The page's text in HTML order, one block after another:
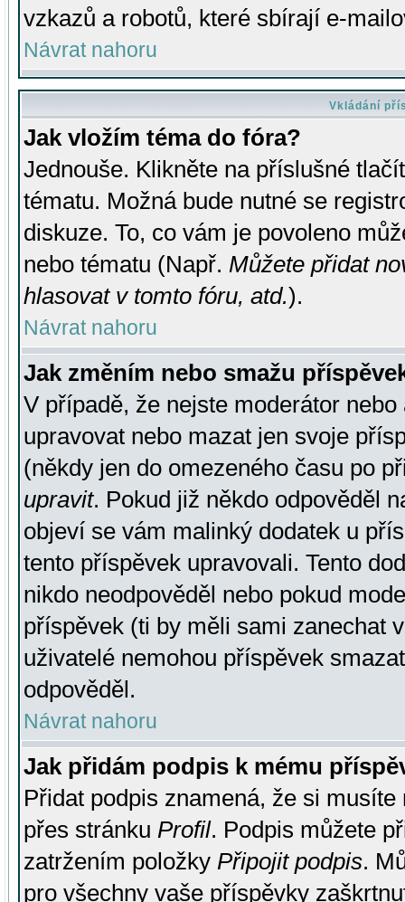
vzkazů a robotů, které sbírají e-
Návrat nahoru
Vkládání
Jak vložím téma do fóra?
Jednouše. Klikněte na příslušné
tématu. Možná bude nutné se
diskuze. To, co vám je povoleno
nebo tématu (Např. Můžete přidat
hlasovat v tomto fóru, atd.).
Návrat nahoru
Jak změním nebo smažu
V případě, že nejste moderátor
upravovat nebo mazat jen svoje
(někdy jen do omezeného času po
upravit. Pokud již někdo odpověděl
objeví se vám malinký dodatek u
tento příspěvek upravovali. Tento
nikdo neodpověděl nebo pokud
příspěvek (ti by měli sami zanechat
uživatelé nemohou příspěvek
odpověděl.
Návrat nahoru
Jak přidám podpis k mému
Přidat podpis znamená, že si
přes stránku Profil. Podpis můžete
zatržením položky Připojit podpis.
pro všechny vaše příspěvky